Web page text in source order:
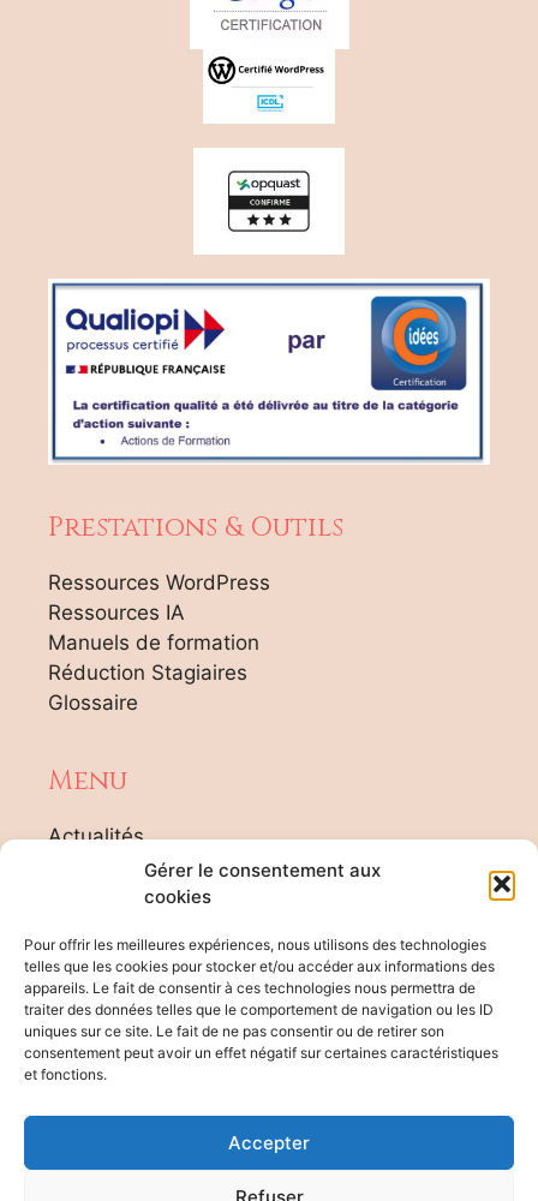
Gérer le consentement aux
cookies
Pour offrir les meilleures expériences, nous utilisons des technologies
telles que les cookies pour stocker et/ou accéder aux informations des
appareils. Le fait de consentir à ces technologies nous permettra de
traiter des données telles que le comportement de navigation ou les ID
uniques sur ce site. Le fait de ne pas consentir ou de retirer son
consentement peut avoir un effet négatif sur certaines caractéristiques
et fonctions.
Accepter
Refuser
Prestations & Outils
Ressources WordPress
Ressources IA
Manuels de formation
Réduction Stagiaires
Glossaire
Menu
Actualités
Agenda Formateur
Plan du site
Rgpd
Evaluation des risques